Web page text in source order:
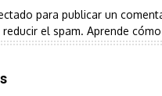
para publicar un
el spam. Aprende